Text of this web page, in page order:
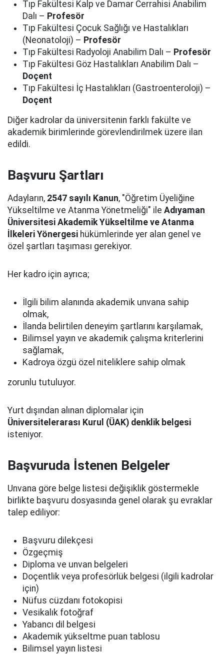
Tıp Fakültesi Kalp ve Damar Cerrahisi Anabilim
Dalı – Profesör
Tıp Fakültesi Çocuk Sağlığı ve Hastalıkları
(Neonatoloji) – Profesör
Tıp Fakültesi Radyoloji Anabilim Dalı – Profesör
Tıp Fakültesi Göz Hastalıkları Anabilim Dalı –
Doçent
Tıp Fakültesi İç Hastalıkları (Gastroenteroloji) –
Doçent
Diğer kadrolar da üniversitenin farklı fakülte ve
akademik birimlerinde görevlendirilmek üzere ilan
edildi.
Başvuru Şartları
Adayların, 2547 sayılı Kanun, "Öğretim Üyeliğine
Yükseltilme ve Atanma Yönetmeliği" ile Adıyaman
Üniversitesi Akademik Yükseltilme ve Atanma
İlkeleri Yönergesi hükümlerinde yer alan genel ve
özel şartları taşıması gerekiyor.
Her kadro için ayrıca;
İlgili bilim alanında akademik unvana sahip
olmak,
İlanda belirtilen deneyim şartlarını karşılamak,
Bilimsel yayın ve akademik çalışma kriterlerini
sağlamak,
Kadroya özgü özel niteliklere sahip olmak
zorunlu tutuluyor.
Yurt dışından alınan diplomalar için
Üniversitelerarası Kurul (ÜAK) denklik belgesi
isteniyor.
Başvuruda İstenen Belgeler
Unvana göre belge listesi değişiklik göstermekle
birlikte başvuru dosyasında genel olarak şu evraklar
talep ediliyor:
Başvuru dilekçesi
Özgeçmiş
Diploma ve unvan belgeleri
Doçentlik veya profesörlük belgesi (ilgili kadrolar
için)
Nüfus cüzdanı fotokopisi
Vesikalık fotoğraf
Yabancı dil belgesi
Akademik yükseltme puan tablosu
Bilimsel yayın listesi